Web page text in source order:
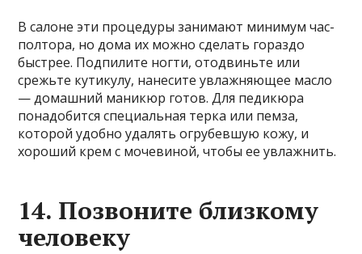
В салоне эти процедуры занимают минимум час-
полтора, но дома их можно сделать гораздо
быстрее. Подпилите ногти, отодвиньте или
срежьте кутикулу, нанесите увлажняющее масло
— домашний маникюр готов. Для педикюра
понадобится специальная терка или пемза,
которой удобно удалять огрубевшую кожу, и
хороший крем с мочевиной, чтобы ее увлажнить.
14. Позвоните близкому
человеку